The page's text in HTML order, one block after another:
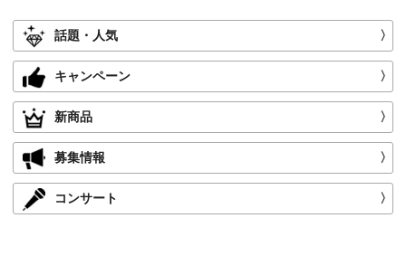
話題・人気 〉
キャンペーン 〉
新商品 〉
募集情報 〉
コンサート 〉